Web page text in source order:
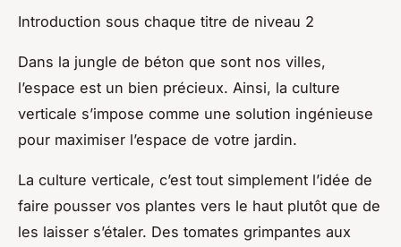
Introduction sous chaque titre de niveau 2
Dans la jungle de béton que sont nos villes,
l’espace est un bien précieux. Ainsi, la culture
verticale s’impose comme une solution ingénieuse
pour maximiser l’espace de votre jardin.
La culture verticale, c’est tout simplement l’idée de
faire pousser vos plantes vers le haut plutôt que de
les laisser s’étaler. Des tomates grimpantes aux